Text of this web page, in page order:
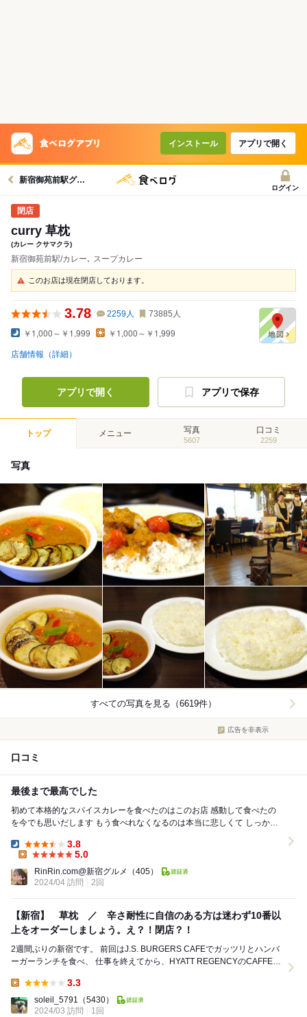
インストール アプリで開く
新宿御苑前駅グルメへ
ログイン
curry 草枕
(カレー クサマクラ)
新宿御苑前駅/カレー､ スープカレー
このお店は現在閉店しております。
3.78 2259人 73885 人
￥1,000～￥1,999 ￥1,000～￥1,999
店舗情報（詳細）
アプリで開く アプリで保存
トップ メニュー 写真
5607
口コミ
2259
写真
すべての写真を見る（6619件）
広告を非表示
口コミ
最後まで最高でした
初めて本格的なスパイスカレーを食べたのはこのお店 感動して食べたの
を今でも思いだします もう食べれなくなるのは本当に悲しくて しっかり
Dinner:
3.8
5.0
RinRin.com@新宿グルメ
（405）
2024/04 訪問
2回
【新宿】 草枕 ／ 辛さ耐性に自信のある方は迷わず10番以
上をオーダーしましょう。え？！閉店？！
2週間ぶりの新宿です。 前回はJ.S. BURGERS CAFEでガッツリとハンバ
ーガーランチを食べ、 仕事を終えてから、HYATT REGENCYのCAFFEで
3.3
soleil_5791 （5430）
2024/03 訪問
1回